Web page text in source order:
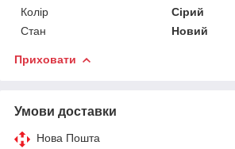
Колір
Сірий
Стан
Новий
Приховати
Умови доставки
Нова Пошта